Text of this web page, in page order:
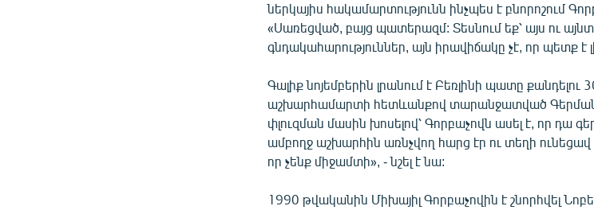
ներկայիս հակամարտությունն ինչպես է բնորոշում
«Սառեցված, բայց պատերազմ: Տեսնում եք՝ այս ու
գնդակահարություններ, այն իրավիճակը չէ, որ պետք է
Գալիք նոյեմբերին լրանում է Բեռլինի պատը
աշխարհամարտի հետևանքով տարանջատված
փլուզման մասին խոսելով՝ Գորբաչովն ասել է, որ դա
ամբողջ աշխարհին առնչվող հարց էր ու տեղի
որ չենք միջամտի», - նշել է նա:
1990 թվականին Միխայիլ Գորբաչովին է շնորհվել